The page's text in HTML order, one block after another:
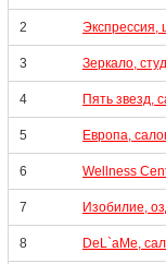
2 Экспрессия,
3 Зеркало,
4 Пять звезд,
5 Европа,
6 Wellness
7 Изобилие,
8 DeL`aMe,